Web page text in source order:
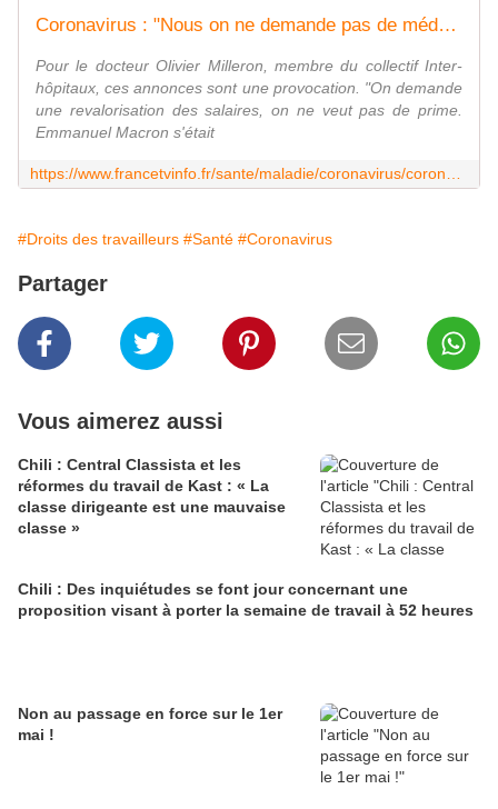
Coronavirus : "Nous on ne demande pas de médaille, on demande juste des moyens pour faire notre travail", déclare le collectif inter-hôpitaux
Pour le docteur Olivier Milleron, membre du collectif Inter-
hôpitaux, ces annonces sont une provocation. "On demande
une revalorisation des salaires, on ne veut pas de prime.
Emmanuel Macron s'était
#Droits des travailleurs #Santé #Coronavirus
Partager
Vous aimerez aussi
Chili : Central Classista et les
réformes du travail de Kast : « La
classe dirigeante est une mauvaise
classe »
Chili : Des inquiétudes se font jour concernant une
proposition visant à porter la semaine de travail à 52 heures
Non au passage en force sur le 1er
mai !